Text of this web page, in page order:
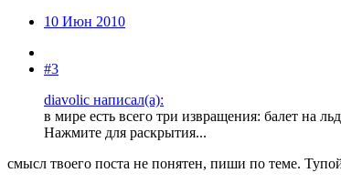
10 Июн 2010
#3
diavolic написал(а):
в мире есть всего три извращения: балет на
Нажмите для раскрытия...
смысл твоего поста не понятен, пиши по теме.